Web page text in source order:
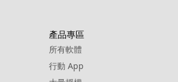
產品專區
所有軟體
行動 App